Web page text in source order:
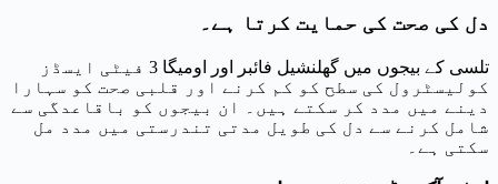
دل کی صحت کی حمایت کرتا ہے۔
تلسی کے بیجوں میں گھلنشیل فائبر اور اومیگا 3 فیٹی ایسڈز
کولیسٹرول کی سطح کو کم کرنے اور قلبی صحت کو سہارا
دینے میں مدد کر سکتے ہیں۔ ان بیجوں کو باقاعدگی سے
شامل کرنے سے دل کی طویل مدتی تندرستی میں مدد مل
سکتی ہے۔